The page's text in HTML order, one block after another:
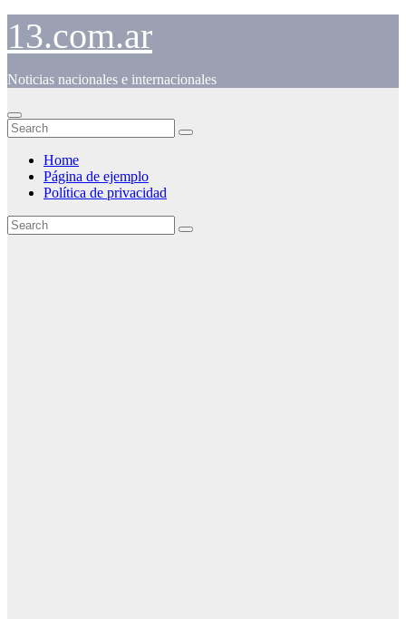
Skip
content
13.com.ar
Noticias nacionales e internacionales
Home
Página de ejemplo
Política de privacidad